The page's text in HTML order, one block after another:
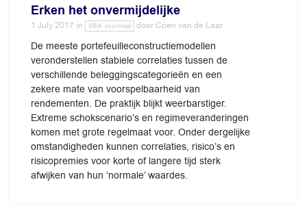
Erken het onvermijdelijke
1 July 2017 in VBA Journaal door Coen van de Laar
De meeste portefeuilleconstructiemodellen
veronderstellen stabiele correlaties tussen de
verschillende beleggingscategorieën en een
zekere mate van voorspelbaarheid van
rendementen. De praktijk blijkt weerbarstiger.
Extreme schokscenario’s en regimeveranderingen
komen met grote regelmaat voor. Onder dergelijke
omstandigheden kunnen correlaties, risico’s en
risicopremies voor korte of langere tijd sterk
afwijken van hun ‘normale’ waardes.